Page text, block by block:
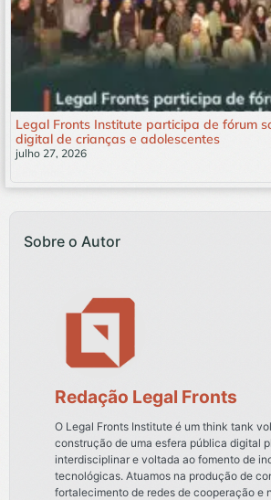
Legal Fronts Institute participa de fórum
digital de crianças e adolescentes
julho 27, 2026
Sobre o Autor
Redação Legal Fronts
O Legal Fronts Institute é um think tank
construção de uma esfera pública digital
interdisciplinar e voltada ao fomento de
tecnológicas. Atuamos na produção de
fortalecimento de redes de cooperação e